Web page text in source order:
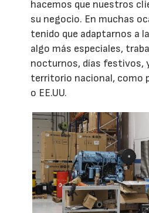
hacemos que nuestros
su negocio. En muchas
tenido que adaptarnos a
algo más especiales,
nocturnos, días festivos,
territorio nacional, como
o EE.UU.